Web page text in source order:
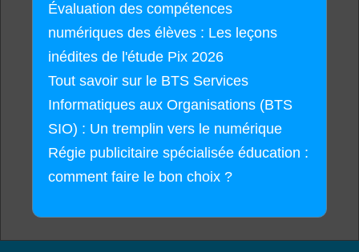
Évaluation des compétences
numériques des élèves : Les leçons
inédites de l'étude Pix 2026
Tout savoir sur le BTS Services
Informatiques aux Organisations (BTS
SIO) : Un tremplin vers le numérique
Régie publicitaire spécialisée éducation :
comment faire le bon choix ?